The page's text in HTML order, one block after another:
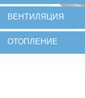
ВЕНТИЛЯЦИЯ
ОТОПЛЕНИЕ